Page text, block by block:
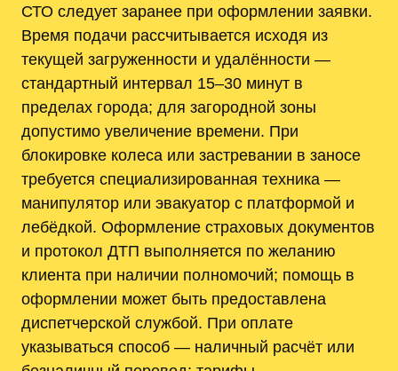
СТО следует заранее при оформлении заявки.
Время подачи рассчитывается исходя из
текущей загруженности и удалённости —
стандартный интервал 15–30 минут в
пределах города; для загородной зоны
допустимо увеличение времени. При
блокировке колеса или застревании в заносе
требуется специализированная техника —
манипулятор или эвакуатор с платформой и
лебёдкой. Оформление страховых документов
и протокол ДТП выполняется по желанию
клиента при наличии полномочий; помощь в
оформлении может быть предоставлена
диспетчерской службой. При оплате
указываться способ — наличный расчёт или